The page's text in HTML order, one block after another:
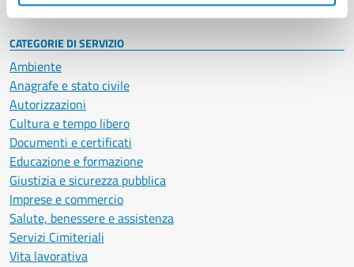
CATEGORIE DI SERVIZIO
Ambiente
Anagrafe e stato civile
Autorizzazioni
Cultura e tempo libero
Documenti e certificati
Educazione e formazione
Giustizia e sicurezza pubblica
Imprese e commercio
Salute, benessere e assistenza
Servizi Cimiteriali
Vita lavorativa